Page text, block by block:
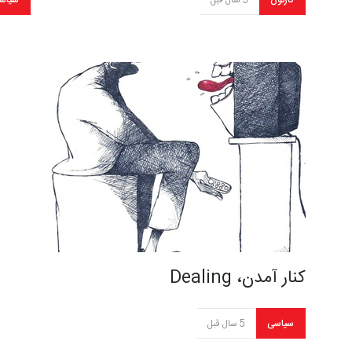
کنار آمدن، Dealing
سیاسی 5 سال قبل